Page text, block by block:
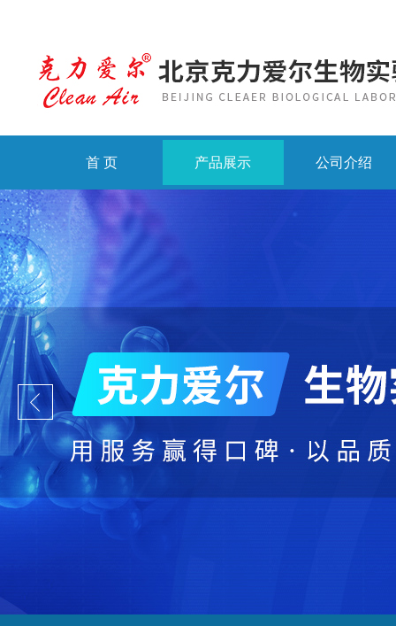
首 页 产品展示 公司介绍